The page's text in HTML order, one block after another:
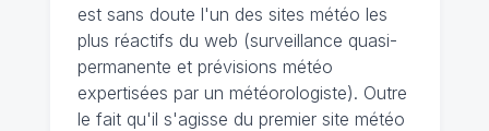
est sans doute l'un des sites météo les
plus réactifs du web (surveillance quasi-
permanente et prévisions météo
expertisées par un météorologiste). Outre
le fait qu'il s'agisse du premier site météo